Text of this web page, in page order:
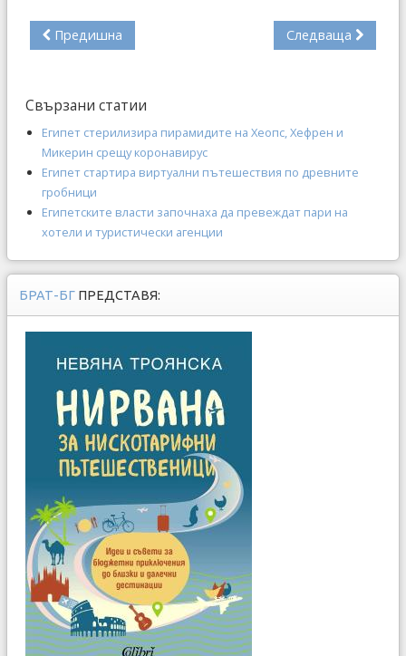
Предишна Следваща
Свързани статии
Египет стерилизира пирамидите на Хеопс, Хефрен и
Микерин срещу коронавирус
Египет стартира виртуални пътешествия по древните
гробници
Египетските власти започнаха да превеждат пари на
хотели и туристически агенции
БРАТ-БГ ПРЕДСТАВЯ: